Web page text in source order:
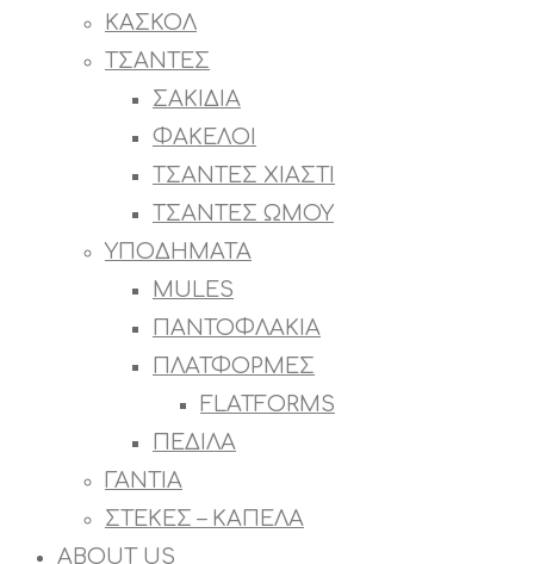
ΚΑΣΚΟΛ
ΤΣΑΝΤΕΣ
ΣΑΚΙΔΙΑ
ΦΑΚΕΛΟΙ
ΤΣΑΝΤΕΣ ΧΙΑΣΤΙ
ΤΣΑΝΤΕΣ ΩΜΟΥ
ΥΠΟΔΗΜΑΤΑ
MULES
ΠΑΝΤΟΦΛΑΚΙΑ
ΠΛΑΤΦΟΡΜΕΣ
FLATFORMS
ΠΕΔΙΛΑ
ΓΑΝΤΙΑ
ΣΤΕΚΕΣ – ΚΑΠΕΛΑ
ABOUT US